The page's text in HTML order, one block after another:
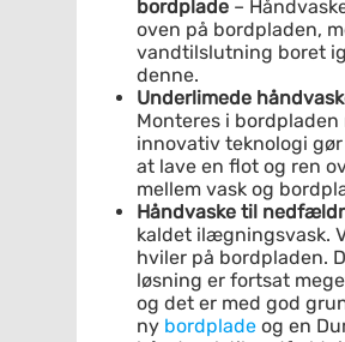
bordplade –
oven på bordpladen,
vandtilslutning boret
denne.
Underlimede
Monteres i bordpladen
innovativ teknologi
at lave en flot og ren
mellem vask og
Håndvaske til
kaldet ilægningsvask.
hviler på bordpladen.
løsning er fortsat
og det er med god
ny bordplade og en